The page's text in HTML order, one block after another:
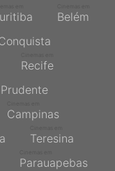
Belém
Recife
Campinas
Teresina
Parauapebas